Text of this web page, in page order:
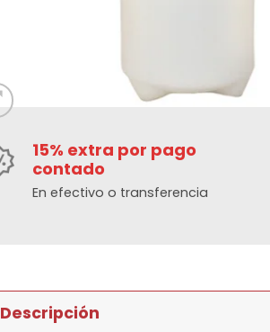
15% extra por pago
contado
En efectivo o transferencia
Descripción